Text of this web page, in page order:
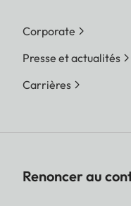
Corporate
Presse et actualités
Carrières
Renoncer au